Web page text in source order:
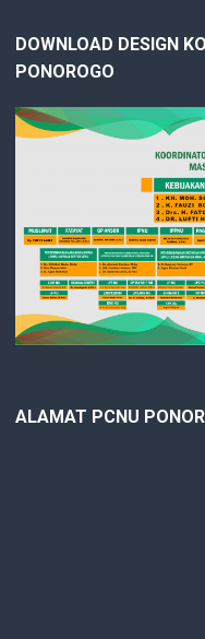
DOWNLOAD DESIGN
PONOROGO
ALAMAT PCNU